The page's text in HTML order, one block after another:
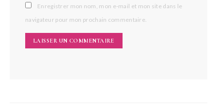
Enregistrer mon nom, mon e-mail et mon site dans le
navigateur pour mon prochain commentaire.